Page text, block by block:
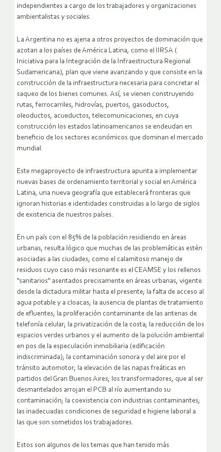
independientes a cargo de los trabajadores y organizaciones
ambientalistas y sociales.
La Argentina no es ajena a otros proyectos de dominación que
azotan a los países de América Latina, como el IIRSA (
Iniciativa para la Integración de la Infraestructura Regional
Sudamericana), plan que viene avanzando y que consiste en la
construcción de la infraestructura necesaria para concretar el
saqueo de los bienes comunes. Así, se vienen construyendo
rutas, ferrocarriles, hidrovías, puertos, gasoductos,
oleoductos, acueductos, telecomunicaciones, en cuya
construcción los estados latinoamericanos se endeudan en
beneficio de los sectores económicos que dominan el mercado
mundial.
Este megaproyecto de infraestructura apunta a implementar
nuevas bases de ordenamiento territorial y social en América
Latina, una nueva geografía que establecerá fronteras que
ignoran historias e identidades construidas a lo largo de siglos
de existencia de nuestros países.
En un país con el 85% de la población residiendo en áreas
urbanas, resulta lógico que muchas de las problemáticas estén
asociadas a las ciudades; como el calamitoso manejo de
residuos cuyo caso más resonante es el CEAMSE y los rellenos
"sanitarios" asentados precisamente en áreas urbanas, vigente
desde la dictadura militar hasta el presente; la falta de acceso al
agua potable y a cloacas; la ausencia de plantas de tratamiento
de efluentes; la proliferación contaminante de las antenas de
telefonía celular; la privatización de la costa; la reducción de los
espacios verdes urbanos y el aumento de la polución ambiental
en pos de la especulación inmobiliaria (edificación
indiscriminada); la contaminación sonora y del aire por el
tránsito automotor; la elevación de las napas freáticas en
partidos del Gran Buenos Aires; los transformadores, que al ser
desmantelados arrojan el PCB al río aumentando su
contaminación; la coexistencia con industrias contaminantes;
las inadecuadas condiciones de seguridad e higiene laboral a
las que son sometidos los trabajadores.
Estos son algunos de los temas que han tenido más